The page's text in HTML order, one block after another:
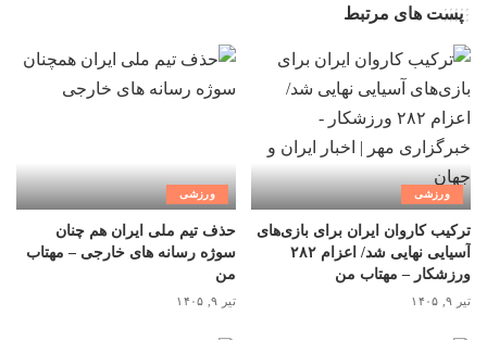
پست های مرتبط
ورزشی
ترکیب کاروان ایران برای بازی‌های
آسیایی نهایی شد/ اعزام ۲۸۲
ورزشکار – مهتاب من
تیر ۹, ۱۴۰۵
ورزشی
حذف تیم ملی ایران هم چنان
سوژه رسانه های خارجی – مهتاب
من
تیر ۹, ۱۴۰۵